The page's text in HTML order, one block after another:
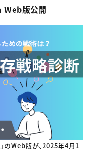
×メディア
版公開
のWeb版が、2025年4月1